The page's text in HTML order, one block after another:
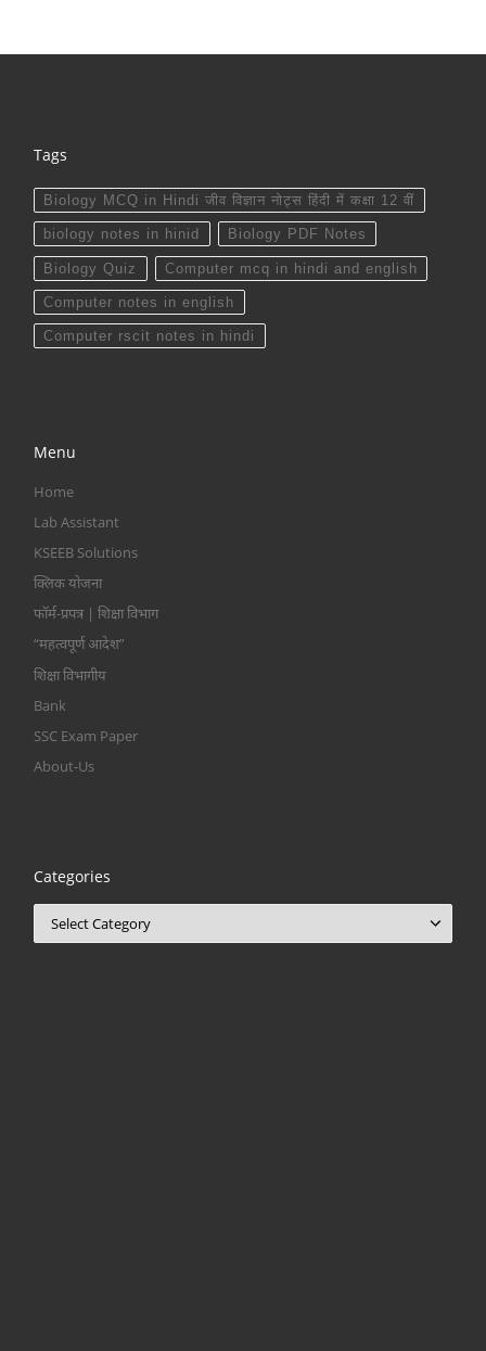
Tags
Biology MCQ in Hindi जीव विज्ञान नोट्स हिंदी में कक्षा 12 वीं
biology notes in hinid Biology PDF Notes
Biology Quiz Computer mcq in hindi and english
Computer notes in english
Computer rscit notes in hindi
Menu
Home
Lab Assistant
KSEEB Solutions
क्लिक योजना
फॉर्म-प्रपत्र | शिक्षा विभाग
“महत्वपूर्ण आदेश”
शिक्षा विभागीय
Bank
SSC Exam Paper
About-Us
Categories